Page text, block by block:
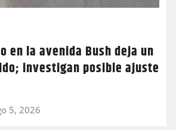
en la avenida Bush deja un
investigan posible ajuste
5, 2026